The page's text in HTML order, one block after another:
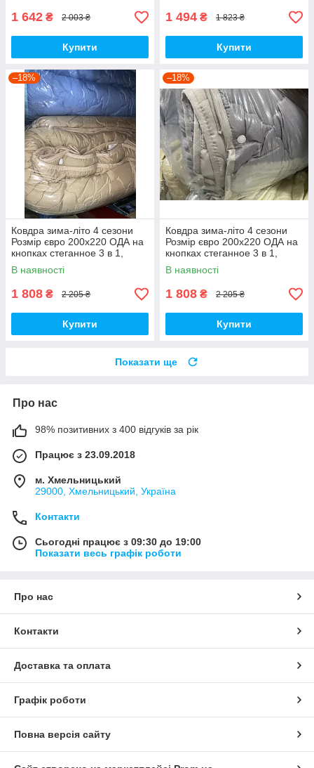
1 642 ₴ 2 003 ₴
Купити
1 494 ₴ 1 823 ₴
Купити
–18%
Ковдра зима-літо 4 сезони
Розмір євро 200х220 ОДА на
кнопках стеганное 3 в 1,
висока якість
В наявності
1 808 ₴ 2 205 ₴
Купити
–18%
Ковдра зима-літо 4 сезони
Розмір євро 200х220 ОДА на
кнопках стеганное 3 в 1,
висока якість
В наявності
1 808 ₴ 2 205 ₴
Купити
Показати ще
Про нас
98% позитивних з 400 відгуків за рік
Працює з 23.09.2018
м. Хмельницький
29000, Хмельницький, Україна
Контакти
Сьогодні працює з 09:30 до 19:00
Показати весь графік роботи
Про нас
Контакти
Доставка та оплата
Графік роботи
Повна версія сайту